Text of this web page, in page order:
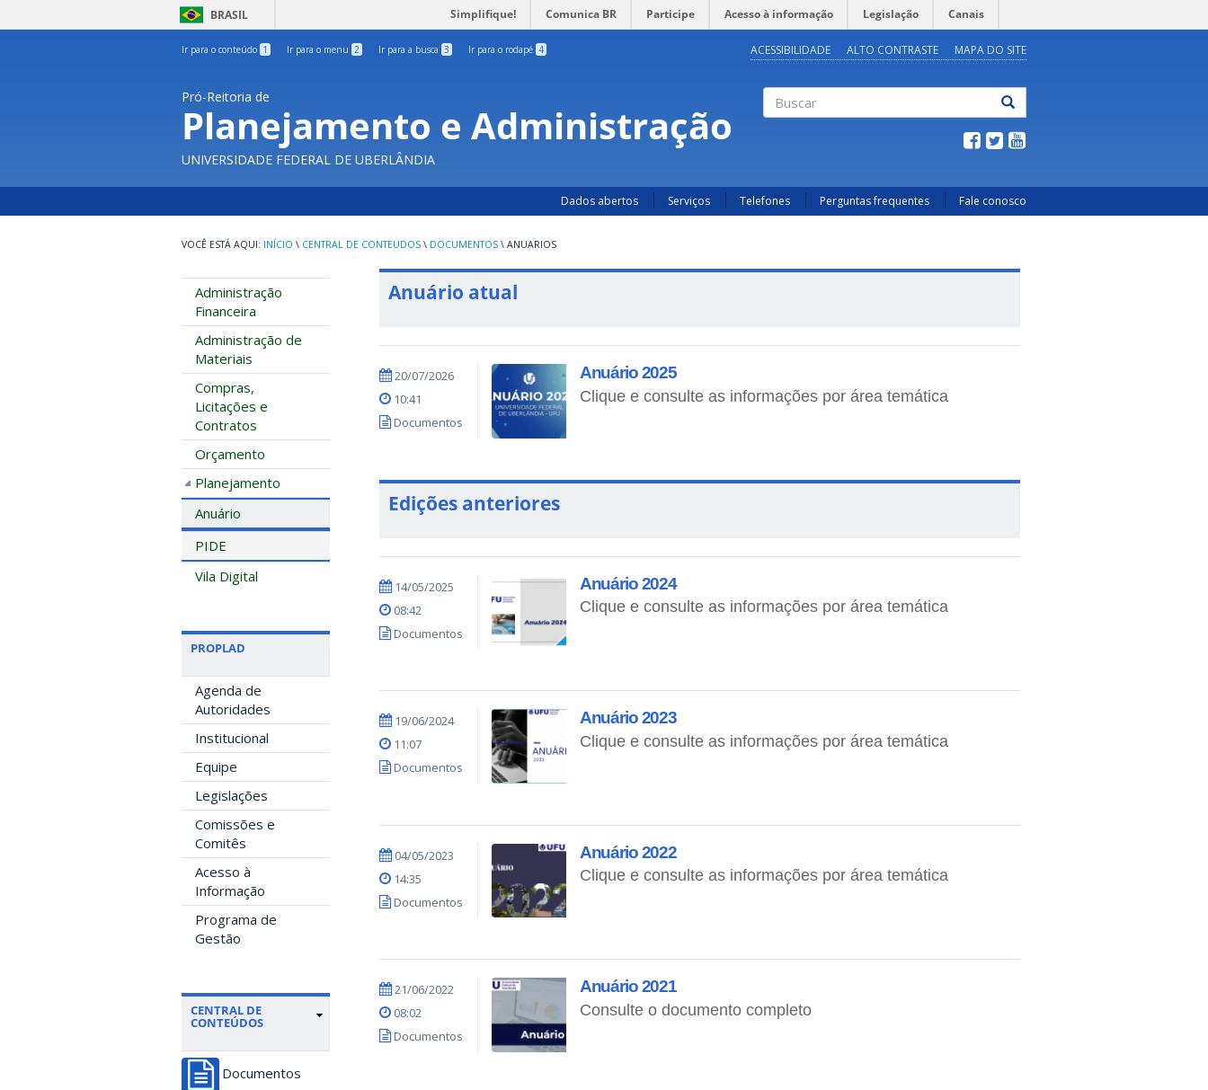
BRASIL Simplifique! Comunica BR Participe Acesso à informação Legislação Canais
Ir para o conteúdo 1 Ir para o menu 2 Ir para a busca 3 Ir para o rodapé 4 ACESSIBILIDADE ALTO CONTRASTE MAPA DO SITE
Pró-Reitoria de
Planejamento e Administração
UNIVERSIDADE FEDERAL DE UBERLÂNDIA
Dados abertos Serviços Telefones Perguntas frequentes Fale conosco
INÍCIO \ CENTRAL DE CONTEUDOS \ DOCUMENTOS \ ANUARIOS
Administração
Financeira
Administração de
Materiais
Compras,
Licitações e
Contratos
Orçamento
Planejamento
Anuário
PIDE
Vila Digital
PROPLAD
Agenda de
Autoridades
Institucional
Equipe
Legislações
Comissões e
Comitês
Acesso à
Informação
Programa de
Gestão
CENTRAL DE
CONTEÚDOS
Documentos
Anuário atual
20/07/2026
10:41
Documentos
Anuário 2025
Clique e consulte as informações por área temática
Edições anteriores
14/05/2025
08:42
Documentos
Anuário 2024
Clique e consulte as informações por área temática
19/06/2024
11:07
Documentos
Anuário 2023
Clique e consulte as informações por área temática
04/05/2023
14:35
Documentos
Anuário 2022
Clique e consulte as informações por área temática
21/06/2022
08:02
Documentos
Anuário 2021
Consulte o documento completo